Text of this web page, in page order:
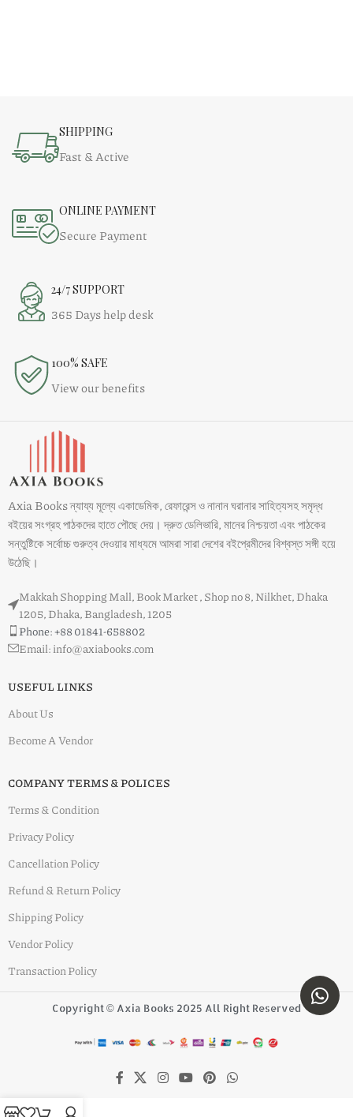
SHIPPING
Fast & Active
ONLINE PAYMENT
Secure Payment
24/7 SUPPORT
365 Days help desk
100% SAFE
View our benefits
Axia Books ন্যায্য মূল্যে একাডেমিক, রেফারেন্স ও নানান ঘরানার সাহিত্যসহ সমৃদ্ধ
বইয়ের সংগ্রহ পাঠকদের হাতে পৌছে দেয়। দ্রুত ডেলিভারি, মানের নিশ্চয়তা এবং পাঠকের
সন্তুষ্টিকে সর্বোচ্চ গুরুত্ব দেওয়ার মাধ্যমে আমরা সারা দেশের বইপ্রেমীদের বিশ্বস্ত সঙ্গী হয়ে
উঠেছি।
Makkah Shopping Mall, Book Market , Shop no 8, Nilkhet, Dhaka
1205, Dhaka, Bangladesh, 1205
Phone: +88 01841-658802
Email: info@axiabooks.com
USEFUL LINKS
About Us
Become A Vendor
COMPANY TERMS & POLICES
Terms & Condition
Privacy Policy
Cancellation Policy
Refund & Return Policy
Shipping Policy
Vendor Policy
Transaction Policy
Copyright © Axia Books 2025 All Right Reserved